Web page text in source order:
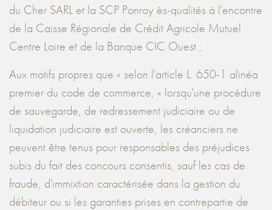
du Cher SARL et la SCP Ponroy ès-qualités à l'encontre
de la Caisse Régionale de Crédit Agricole Mutuel
Centre Loire et de la Banque CIC Ouest ;
Aux motifs propres que « selon l'article L. 650-1 alinéa
premier du code de commerce, « lorsqu'une procédure
de sauvegarde, de redressement judiciaire ou de
liquidation judiciaire est ouverte, les créanciers ne
peuvent être tenus pour responsables des préjudices
subis du fait des concours consentis, sauf les cas de
fraude, d'immixtion caractérisée dans la gestion du
débiteur ou si les garanties prises en contrepartie de